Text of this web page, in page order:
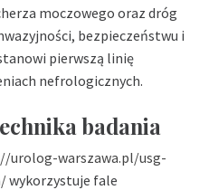
moczowego oraz dróg
bezpieczeństwu i
pierwszą linię
nefrologicznych.
badania
urolog-warszawa.pl/usg-
wykorzystuje fale